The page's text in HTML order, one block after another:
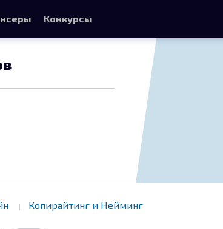
Копирайтинг и Нейминг
Конкурсы